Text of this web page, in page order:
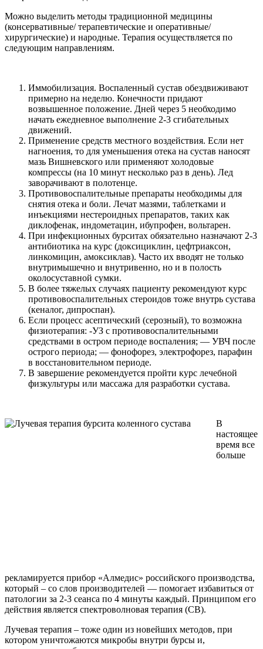
Можно выделить методы традиционной медицины
(консервативные/ терапевтические и оперативные/
хирургические) и народные. Терапия осуществляется по
следующим направлениям.
Иммобилизация. Воспаленный сустав обездвиживают
примерно на неделю. Конечности придают
возвышенное положение. Дней через 5 необходимо
начать ежедневное выполнение 2-3 сгибательных
движений.
Применение средств местного воздействия. Если нет
нагноения, то для уменьшения отека на сустав наносят
мазь Вишневского или применяют холодовые
компрессы (на 10 минут несколько раз в день). Лед
заворачивают в полотенце.
Противовоспалительные препараты необходимы для
снятия отека и боли. Лечат мазями, таблетками и
инъекциями нестероидных препаратов, таких как
диклофенак, индометацин, ибупрофен, вольтарен.
При инфекционных бурситах обязательно назначают 2-3
антибиотика на курс (доксициклин, цефтриаксон,
линкомицин, амоксиклав). Часто их вводят не только
внутримышечно и внутривенно, но и в полость
околосуставной сумки.
В более тяжелых случаях пациенту рекомендуют курс
противовоспалительных стероидов тоже внутрь сустава
(кеналог, дипроспан).
Если процесс асептический (серозный), то возможна
физиотерапия: -УЗ с противовоспалительными
средствами в остром периоде воспаления; — УВЧ после
острого периода; — фонофорез, электрофорез, парафин
в восстановительном периоде.
В завершение рекомендуется пройти курс лечебной
физкультуры или массажа для разработки сустава.
В
настоящее
время все
больше
рекламируется прибор «Алмедис» российского производства,
который – со слов производителей — помогает избавиться от
патологии за 2-3 сеанса по 4 минуты каждый. Принципом его
действия является спектроволновая терапия (СВ).
Лучевая терапия – тоже один из новейших методов, при
котором уничтожаются микробы внутри бурсы и,